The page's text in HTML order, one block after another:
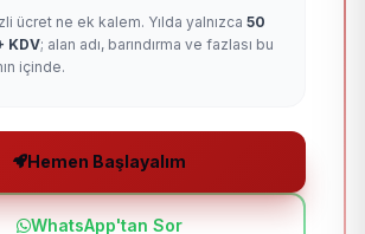
ücret ne ek kalem. Yılda yalnızca 50
KDV; alan adı, barındırma ve fazlası bu
içinde.
Hemen Başlayalım
WhatsApp'tan Sor